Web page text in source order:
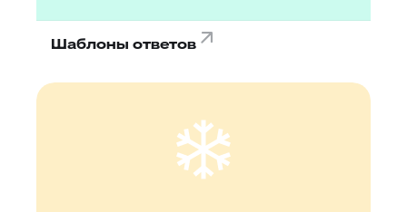
Шаблоны ответов